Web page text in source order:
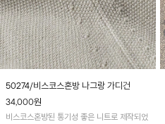
50274/비스코스혼방 나그랑 가디건
34,000원
비스코스혼방된 통기성 좋은 니트로 제작되었